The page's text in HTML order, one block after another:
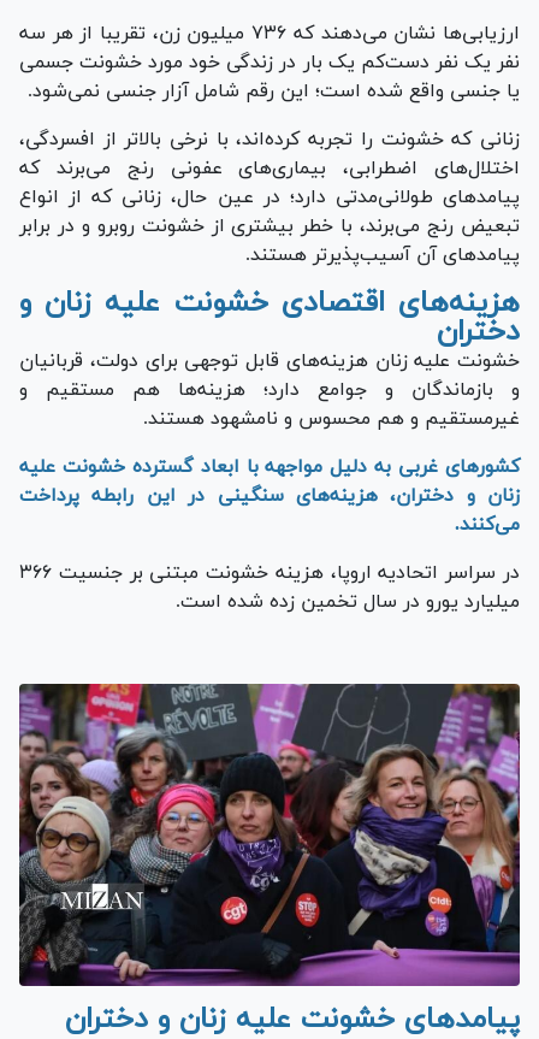
ارزیابی‌ها نشان می‌دهند که ۷۳۶ میلیون زن، تقریبا از هر سه
نفر یک نفر دست‌کم یک بار در زندگی خود مورد خشونت جسمی
یا جنسی واقع شده است؛ این رقم شامل آزار جنسی نمی‌شود.
زنانی که خشونت را تجربه کرده‌اند، با نرخی بالاتر از افسردگی،
اختلال‌های اضطرابی، بیماری‌های عفونی رنج می‌برند که
پیامد‌های طولانی‌مدتی دارد؛ در عین حال، زنانی که از انواع
تبعیض رنج می‌برند، با خطر بیشتری از خشونت روبرو و در برابر
پیامد‌های آن آسیب‌پذیرتر هستند.
هزینه‌های اقتصادی خشونت علیه زنان و
دختران
خشونت علیه زنان هزینه‌های قابل توجهی برای دولت، قربانیان
و بازماندگان و جوامع دارد؛ هزینه‌ها هم مستقیم و
غیرمستقیم و هم محسوس و نامشهود هستند.
کشورهای غربی به دلیل مواجهه با ابعاد گسترده خشونت علیه
زنان و دختران، هزینه‌های سنگینی در این رابطه پرداخت
می‌کنند.
در سراسر اتحادیه اروپا، هزینه خشونت مبتنی بر جنسیت ۳۶۶
میلیارد یورو در سال تخمین زده شده است.
پیامد‌های خشونت علیه زنان و دختران